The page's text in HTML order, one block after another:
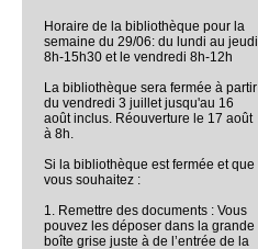
Horaire de la bibliothèque pour la
semaine du 29/06: du lundi au jeudi
8h-15h30 et le vendredi 8h-12h
La bibliothèque sera fermée à partir
du vendredi 3 juillet jusqu'au 16
août inclus. Réouverture le 17 août
à 8h.
Si la bibliothèque est fermée et que
vous souhaitez :
1. Remettre des documents : Vous
pouvez les déposer dans la grande
boîte grise juste à de l’entrée de la